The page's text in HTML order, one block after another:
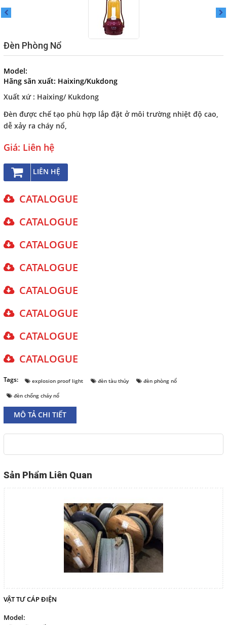
Đèn Phòng Nổ
Model:
Hãng sãn xuất: Haixing/Kukdong
Xuất xứ : Haixing/ Kukdong
Đèn được chế tạo phù hợp lắp đặt ở môi trường nhiệt độ cao,
dễ xảy ra cháy nổ,
Giá: Liên hệ
LIÊN HỆ
CATALOGUE
CATALOGUE
CATALOGUE
CATALOGUE
CATALOGUE
CATALOGUE
CATALOGUE
CATALOGUE
Tags: explosion proof light đèn tàu thủy đèn phòng nổ
đèn chống cháy nổ
MÔ TẢ CHI TIẾT
Sản Phẩm Liên Quan
VẬT TƯ CÁP ĐIỆN
Model:
NHÀ PHÂN PHỐI CÁP ĐIỆN
CÁP ĐIỆN HÀNG HẢI - CÁP
OFSOR
Dịch vụ
Liên hệ
NGÔN NGỮ
Tiếng Việt
English
LIÊN HỆ
HotLine
marisuntechco@gmail.com
COPYRIGHT 2017. ALL RIGHTS RESERVED